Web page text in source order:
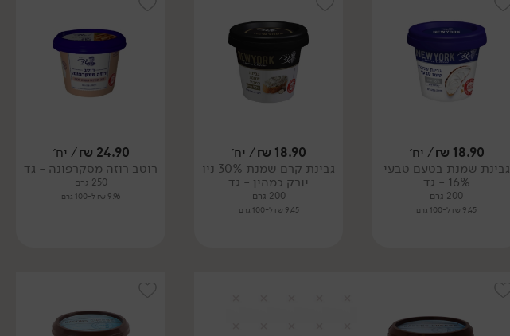
18.90
₪/ יח׳
גבינת שמנת בטעם טבעי
16% - גד
200 גרם
9.45 ₪ ל-100 גרם
18.90
₪/ יח׳
גבינת קרם שמנת 30% ניו
יורק כמהין - גד
200 גרם
9.45 ₪ ל-100 גרם
24.90
₪/ יח׳
רוטב רוזה מסקרפונה - גד
250 גרם
9.96 ₪ ל-100 גרם